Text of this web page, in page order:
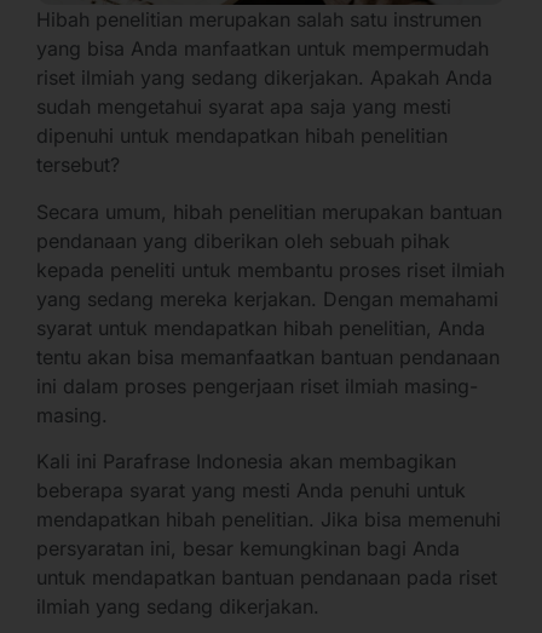
Hibah penelitian merupakan salah satu instrumen
yang bisa Anda manfaatkan untuk mempermudah
riset ilmiah yang sedang dikerjakan. Apakah Anda
sudah mengetahui syarat apa saja yang mesti
dipenuhi untuk mendapatkan hibah penelitian
tersebut?
Secara umum, hibah penelitian merupakan bantuan
pendanaan yang diberikan oleh sebuah pihak
kepada peneliti untuk membantu proses riset ilmiah
yang sedang mereka kerjakan. Dengan memahami
syarat untuk mendapatkan hibah penelitian, Anda
tentu akan bisa memanfaatkan bantuan pendanaan
ini dalam proses pengerjaan riset ilmiah masing-
masing.
Kali ini Parafrase Indonesia akan membagikan
beberapa syarat yang mesti Anda penuhi untuk
mendapatkan hibah penelitian. Jika bisa memenuhi
persyaratan ini, besar kemungkinan bagi Anda
untuk mendapatkan bantuan pendanaan pada riset
ilmiah yang sedang dikerjakan.